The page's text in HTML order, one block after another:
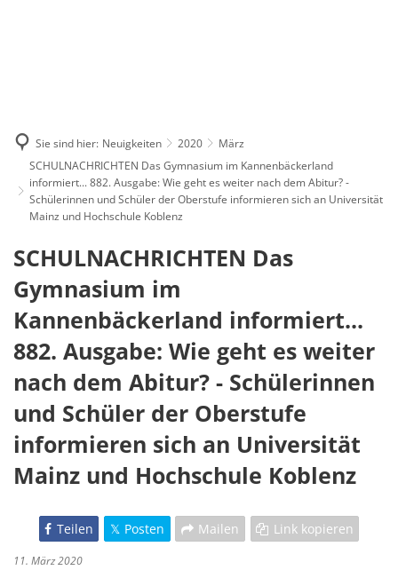
Sie sind hier: Neuigkeiten 2020
März
SCHULNACHRICHTEN Das Gymnasium im Kannenbäckerland
informiert... 882. Ausgabe: Wie geht es weiter nach dem Abitur? -
Schülerinnen und Schüler der Oberstufe informieren sich an Universität
Mainz und Hochschule Koblenz
SCHULNACHRICHTEN Das
Gymnasium im
Kannenbäckerland informiert...
882. Ausgabe: Wie geht es weiter
nach dem Abitur? - Schülerinnen
und Schüler der Oberstufe
informieren sich an Universität
Mainz und Hochschule Koblenz
Teilen Posten Mailen Link kopieren
11. März 2020